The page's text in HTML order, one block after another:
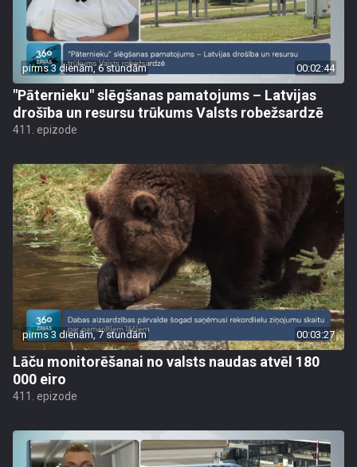
pirms 3 dienām, 6 stundām 00:02:44
"Pāternieku" slēgšanas pamatojums – Latvijas
drošība un resursu trūkums Valsts robežsardzē
411. epizode
pirms 3 dienām, 7 stundām 00:03:27
Lāču monitorēšanai no valsts naudas atvēl 180
000 eiro
411. epizode